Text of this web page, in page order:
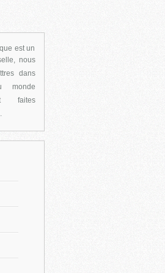
est un
nous
dans
monde
faites